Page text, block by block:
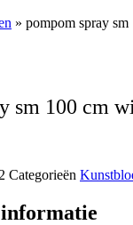
» pompom spray
sm 100 cm
Categorieën